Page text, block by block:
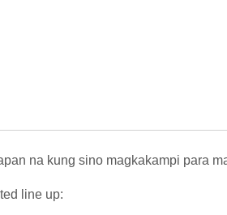
na kung sino magkakampi para
line up: